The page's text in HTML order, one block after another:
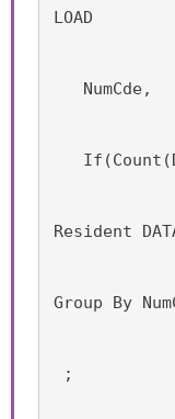
LOAD
NumCde,
Resident
Group By
;